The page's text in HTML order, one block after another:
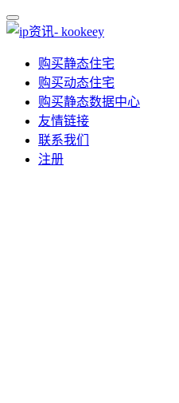
购买静态住宅
购买动态住宅
购买静态数据中心
友情链接
联系我们
注册